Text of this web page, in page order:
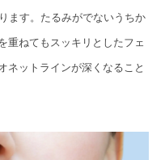
ます。たるみがでないうちか
重ねてもスッキリとしたフェ
ネットラインが深くなること